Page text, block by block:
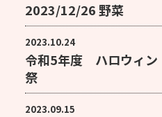
2023/12/26 野菜
2023.10.24
令和5年度 ハロウィン
祭
2023.09.15